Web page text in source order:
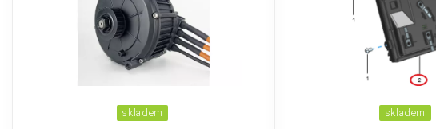
skladem skladem